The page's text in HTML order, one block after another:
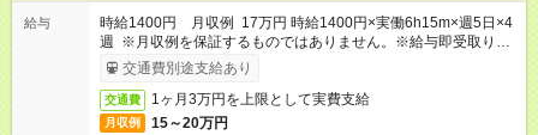
給与
時給1400円 月収例 17万円 時給1400円×実働6h15m×週5日×4
週 ※月収例を保証するものではありません。※給与即受取りサ
ービス利用可（利用条件有）
交通費別途支給あり
交通費 1ヶ月3万円を上限として実費支給
月収例 15～20万円